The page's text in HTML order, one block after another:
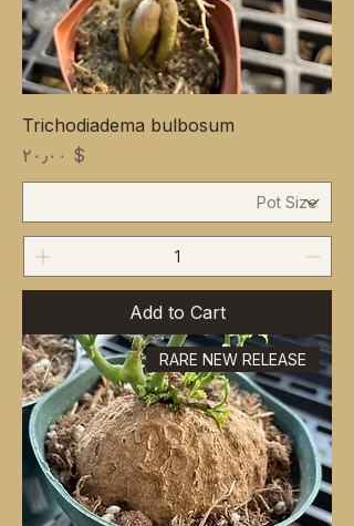
Trichodiadema bulbosum
Price
$ ۲۰٫۰۰
Add to Cart
RARE NEW RELEASE